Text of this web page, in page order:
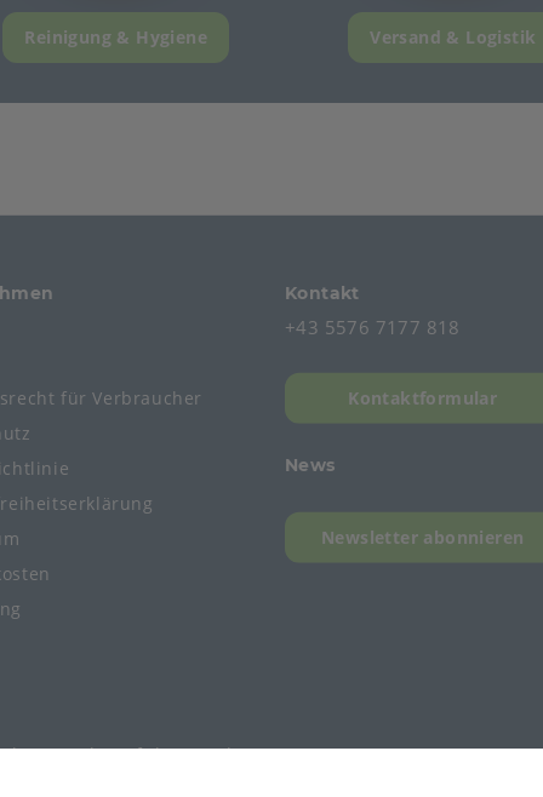
Reinigung & Hygiene Versand & Logistik
für Verbraucher
Kontakt
+43 5576 7177 818
Kontaktformular
News
Newsletter abonnieren
Member of the Bunzl Group